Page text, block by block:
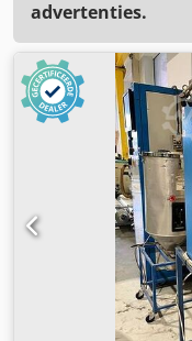
advertenties.